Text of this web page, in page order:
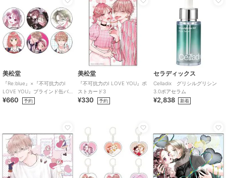
美松堂
『Re:blue』×『不可抗力のI
LOVE YOU』ブラインド缶バ
ッジ（全6種）
¥660 予約
美松堂
『不可抗力のI LOVE YOU』ポ
ストカード3
¥330 予約
セラディックス
Celladix グリシルグリシン
3.0ポアセラム
¥2,838 新着